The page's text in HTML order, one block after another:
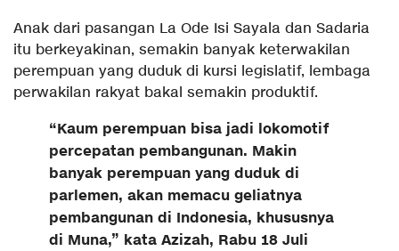
Anak dari pasangan La Ode Isi Sayala dan Sadaria
itu berkeyakinan, semakin banyak keterwakilan
perempuan yang duduk di kursi legislatif, lembaga
perwakilan rakyat bakal semakin produktif.
“Kaum perempuan bisa jadi lokomotif
percepatan pembangunan. Makin
banyak perempuan yang duduk di
parlemen, akan memacu geliatnya
pembangunan di Indonesia, khususnya
di Muna,” kata Azizah, Rabu 18 Juli